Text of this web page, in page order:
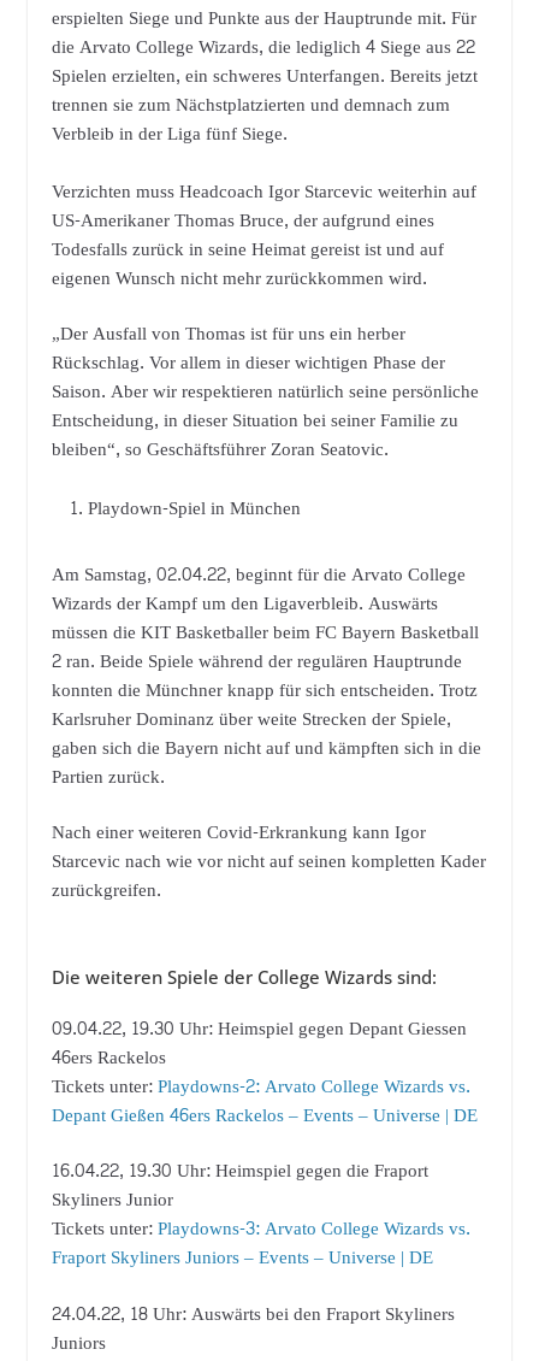
erspielten Siege und Punkte aus der Hauptrunde mit. Für
die Arvato College Wizards, die lediglich 4 Siege aus 22
Spielen erzielten, ein schweres Unterfangen. Bereits jetzt
trennen sie zum Nächstplatzierten und demnach zum
Verbleib in der Liga fünf Siege.
Verzichten muss Headcoach Igor Starcevic weiterhin auf
US-Amerikaner Thomas Bruce, der aufgrund eines
Todesfalls zurück in seine Heimat gereist ist und auf
eigenen Wunsch nicht mehr zurückkommen wird.
„Der Ausfall von Thomas ist für uns ein herber
Rückschlag. Vor allem in dieser wichtigen Phase der
Saison. Aber wir respektieren natürlich seine persönliche
Entscheidung, in dieser Situation bei seiner Familie zu
bleiben“, so Geschäftsführer Zoran Seatovic.
Playdown-Spiel in München
Am Samstag, 02.04.22, beginnt für die Arvato College
Wizards der Kampf um den Ligaverbleib. Auswärts
müssen die KIT Basketballer beim FC Bayern Basketball
2 ran. Beide Spiele während der regulären Hauptrunde
konnten die Münchner knapp für sich entscheiden. Trotz
Karlsruher Dominanz über weite Strecken der Spiele,
gaben sich die Bayern nicht auf und kämpften sich in die
Partien zurück.
Nach einer weiteren Covid-Erkrankung kann Igor
Starcevic nach wie vor nicht auf seinen kompletten Kader
zurückgreifen.
Die weiteren Spiele der College Wizards sind:
09.04.22, 19.30 Uhr: Heimspiel gegen Depant Giessen
46ers Rackelos
Tickets unter:Playdowns-2: Arvato College Wizards vs.
Depant Gießen 46ers Rackelos – Events – Universe | DE
16.04.22, 19.30 Uhr: Heimspiel gegen die Fraport
Skyliners Junior
Tickets unter:Playdowns-3: Arvato College Wizards vs.
Fraport Skyliners Juniors – Events – Universe | DE
24.04.22, 18 Uhr: Auswärts bei den Fraport Skyliners
Juniors